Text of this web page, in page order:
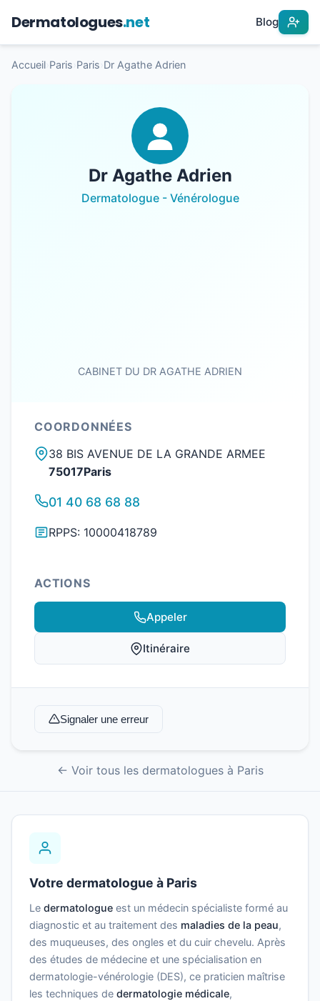
Dermatologues.net Blog
Accueil Paris Paris Dr Agathe Adrien
Dr Agathe Adrien
Dermatologue - Vénérologue
CABINET DU DR AGATHE ADRIEN
COORDONNÉES
38 BIS AVENUE DE LA GRANDE ARMEE
75017Paris
01 40 68 68 88
RPPS: 10000418789
ACTIONS
Appeler
Itinéraire
Signaler une erreur
← Voir tous les dermatologues à Paris
Votre dermatologue à Paris
Le dermatologue est un médecin spécialiste formé au
diagnostic et au traitement des maladies de la peau,
des muqueuses, des ongles et du cuir chevelu. Après
des études de médecine et une spécialisation en
dermatologie-vénérologie (DES), ce praticien maîtrise
les techniques de dermatologie médicale,